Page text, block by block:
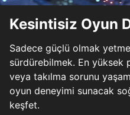
Kesintisiz Oyun
Sadece güçlü olmak
sürdürebilmek. En yüksek
veya takılma sorunu
oyun deneyimi sunacak
keşfet.